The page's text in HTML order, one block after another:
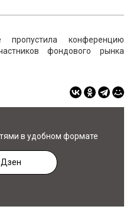
конференцию
фондового рынка
в удобном формате
Дзен